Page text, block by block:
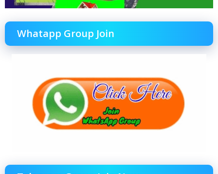
Whatapp Group Join